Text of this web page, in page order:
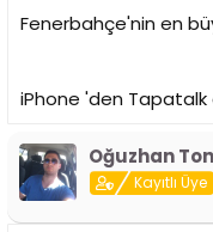
Fenerbahçe'nin en
iPhone 'den Tapatalk
Oğuzhan
Kayıtlı Üye